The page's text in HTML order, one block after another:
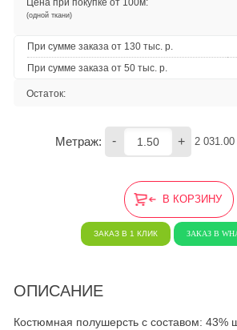
(одной ткани)
При сумме заказа от 130 тыс. р.
При сумме заказа от 50 тыс. р.
Остаток:
Метраж: - + 2 031.00
В КОРЗИНУ
ЗАКАЗ В 1 КЛИК ЗАКАЗ В
ОПИСАНИЕ
Костюмная полушерсть с составом: 43%